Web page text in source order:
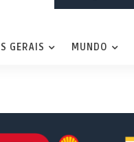
GERAIS MUNDO